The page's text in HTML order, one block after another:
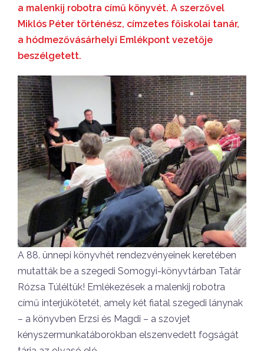
a malenkij robotra című könyvét. A szerzővel
Miklós Péter történész, címzetes főiskolai tanár,
a hódmezővásárhelyi Emlékpont vezetője
beszélgetett.
A 88. ünnepi könyvhét rendezvényeinek keretében
mutatták be a szegedi Somogyi-könyvtárban Tatár
Rózsa Túléltük! Emlékezések a malenkij robotra
című interjúkötetét, amely két fiatal szegedi lánynak
– a könyvben Erzsi és Magdi – a szovjet
kényszermunkatáborokban elszenvedett fogságát